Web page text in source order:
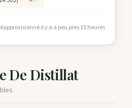
il y a a peu pres 15 heures
De Distillat